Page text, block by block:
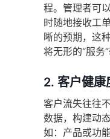
程。管理者可
时随地接收工
晰的预期，这
将无形的“服务
2. 客户健康
客户流失往往
数据，构建动
如：产品或功